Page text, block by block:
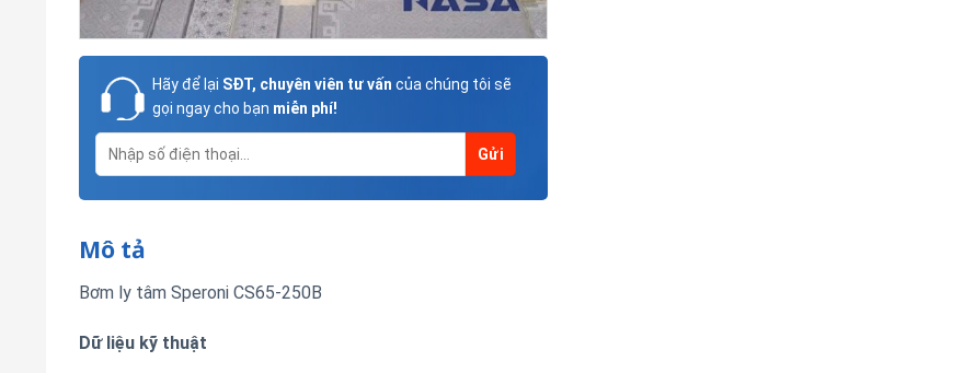
Hãy để lại SĐT, chuyên viên tư vấn của chúng tôi sẽ
gọi ngay cho bạn miễn phí!
Mô tả
Bơm ly tâm Speroni CS65-250B
Dữ liệu kỹ thuật